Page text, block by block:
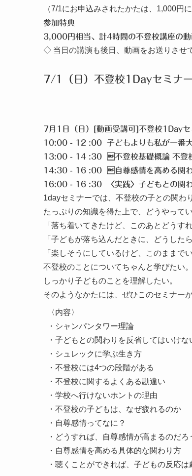
（7/1にお申込みされたかたは、1,000円に
参加特典
3,000円相当、計4時間の不登校講座の動
◇ 当日の講演も後日、動画をお送りさせ
7/1（日）不登校1Dayセミナ
7月1日（日）[動画受講可]不登校1Dayセ
10:00 - 12 :00 子どもよりも私が一番
13:00 - 14 :30 不登校基礎概論 不登
14:30 - 16 :00 自尊感情を高める関
16:00 - 16 :30 〈実践〉子どもとの関
1dayセミナーでは、不登校の子との関わ
たっぷりの知識を得た上で、どうやって
「落ち着いてきたけど、このあとどうす
「子どもが落ち込んだときに、どうした
「楽しそうにしているけど、このままで
不登校のことについてちゃんと学びたい。
しっかり子どものことを理解したい。
そのようなかたには、ぜひこのセミナー
〈内容〉
・シャンパンタワー理論
・子どもとの関わりを反省してはいけな
・シュレックに学ぶ生き方
・不登校には4つの段階がある
・不登校に関するよくある勘違い
・学校へ行けないホントの理由
・不登校の子どもは、なぜ疲れるのか
・自尊感情ってなに？
・どうすれば、自尊感情が高まるのだろ
・自尊感情を高める具体的な関わり方
・聴くことができれば、子どもの反応は